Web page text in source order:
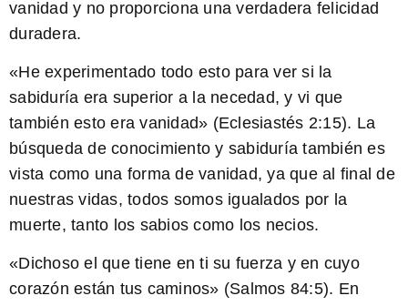
vanidad y no proporciona una verdadera felicidad
duradera.
«He experimentado todo esto para ver si la
sabiduría era superior a la necedad, y vi que
también esto era vanidad» (Eclesiastés 2:15). La
búsqueda de conocimiento y sabiduría también es
vista como una forma de vanidad, ya que al final de
nuestras vidas, todos somos igualados por la
muerte, tanto los sabios como los necios.
«Dichoso el que tiene en ti su fuerza y en cuyo
corazón están tus caminos» (Salmos 84:5). En